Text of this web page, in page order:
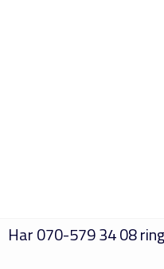
Har070-579 34 08